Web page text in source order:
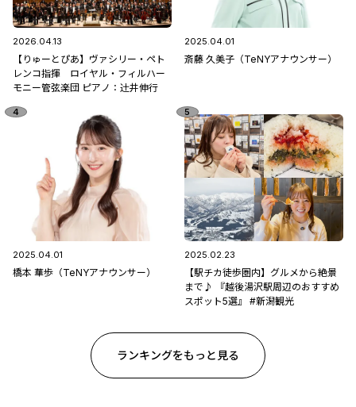
2026.04.13
【りゅーとぴあ】ヴァシリー・ペト
レンコ指揮 ロイヤル・フィルハー
モニー管弦楽団 ピアノ：辻󠄀井伸行
2025.04.01
斎藤 久美子（TeNYアナウンサー）
2025.04.01
橋本 華歩（TeNYアナウンサー）
2025.02.23
【駅チカ徒歩圏内】グルメから絶景
まで♪ 『越後湯沢駅周辺のおすすめ
スポット5選』 #新潟観光
ランキングをもっと見る